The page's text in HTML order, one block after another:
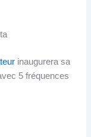
inaugurera sa
5 fréquences